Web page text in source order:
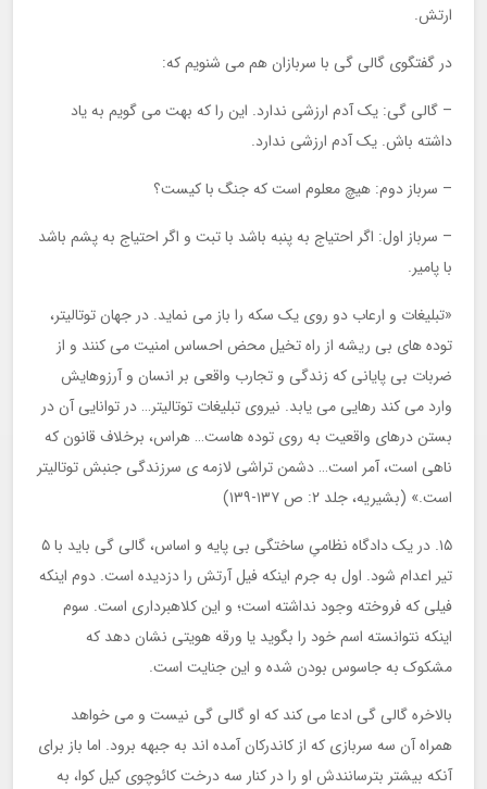
ارتش.
در گفتگوی گالی گی با سربازان هم می شنویم که:
– گالی گی: یک آدم ارزشی ندارد. این را که بهت می گویم به یاد
داشته باش. یک آدم ارزشی ندارد.
– سرباز دوم: هیچ معلوم است که جنگ با کیست؟
– سرباز اول: اگر احتیاج به پنبه باشد با تبت و اگر احتیاج به پشم باشد
با پامیر.
«تبلیغات و ارعاب دو روی یک سکه را باز می نماید. در جهان توتالیتر،
توده های بی ریشه از راه تخیل محض احساس امنیت می کنند و از
ضربات بی پایانی که زندگی و تجارب واقعی بر انسان و آرزوهایش
وارد می کند رهایی می یابد. نیروی تبلیغات توتالیتر… در توانایی آن در
بستن درهای واقعیت به روی توده هاست… هراس، برخلاف قانون که
ناهی است، آمر است… دشمن تراشی لازمه ی سرزندگی جنبش توتالیتر
است.» (بشیریه، جلد ۲: ص ۱۳۷-۱۳۹)
۱۵. در یک دادگاه نظامیِ ساختگی بی پایه و اساس، گالی گی باید با ۵
تیر اعدام شود. اول به جرم اینکه فیل آرتش را دزدیده است. دوم اینکه
فیلی که فروخته وجود نداشته است؛ و این کلاهبرداری است. سوم
اینکه نتوانسته اسم خود را بگوید یا ورقه هویتی نشان دهد که
مشکوک به جاسوس بودن شده و این جنایت است.
بالاخره گالی گی ادعا می کند که او گالی گی نیست و می خواهد
همراه آن سه سربازی که از کاندرکان آمده اند به جبهه برود. اما باز برای
آنکه بیشتر بترسانندش او را در کنار سه درخت کائوچوی کیل کوا، به